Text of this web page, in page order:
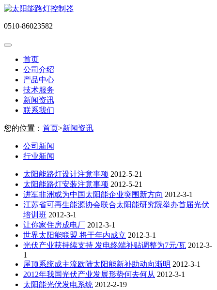
0510-86023582
首页
公司介绍
产品中心
技术服务
新闻资讯
联系我们
您的位置： 首页>新闻资讯
公司新闻
行业新闻
太阳能路灯设计注意事项 2012-5-21
太阳能路灯安装注意事项 2012-5-21
进军非洲或为中国太阳能企业突围新方向 2012-3-1
江苏省可再生能源协会联合太阳能研究院举办首届光伏
培训班 2012-3-1
让你家住房成电厂 2012-3-1
世界太阳能联盟 将于年内成立 2012-3-1
光伏产业获持续支持 发电终端补贴调整为7元/瓦 2012-3-
1
屋顶系统成主流欧陆太阳能新补助动向渐明 2012-3-1
2012年我国光伏产业发展形势何去何从 2012-3-1
太阳能光伏发电系统 2012-2-19